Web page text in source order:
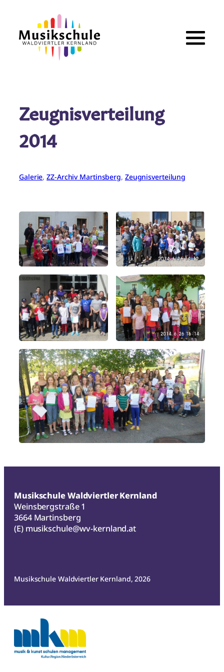
springen
Zeugnisverteilung
2014
Galerie, ZZ-Archiv Martinsberg, Zeugnisverteilung
Musikschule Waldviertler Kernland
Weinsbergstraße 1
3664 Martinsberg
(E) musikschule@wv-kernland.at
Musikschule Waldviertler Kernland, 2026